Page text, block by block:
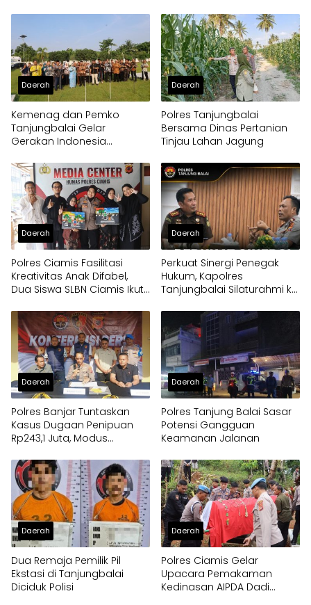
Daerah
Kemenag dan Pemko
Tanjungbalai Gelar
Gerakan Indonesia
Daerah
Polres Tanjungbalai
Bersama Dinas Pertanian
Tinjau Lahan Jagung
Daerah
Polres Ciamis Fasilitasi
Kreativitas Anak Difabel,
Dua Siswa SLBN Ciamis Ikuti
Mabes Polri
Daerah
Perkuat Sinergi Penegak
Hukum, Kapolres
Tanjungbalai Silaturahmi ke
Daerah
Polres Banjar Tuntaskan
Kasus Dugaan Penipuan
Rp243,1 Juta, Modus
Program MBG
Daerah
Polres Tanjung Balai Sasar
Potensi Gangguan
Keamanan Jalanan
Daerah
Dua Remaja Pemilik Pil
Ekstasi di Tanjungbalai
Diciduk Polisi
Daerah
Polres Ciamis Gelar
Upacara Pemakaman
Kedinasan AIPDA Dadi